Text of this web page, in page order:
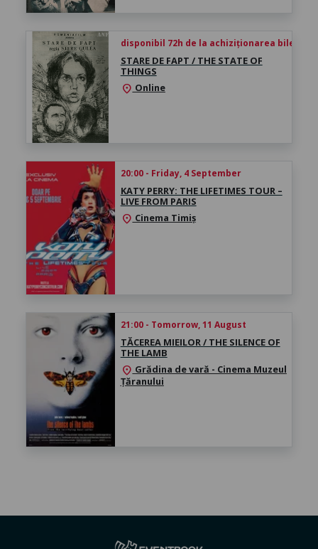
disponibil 72h de la achiziționarea biletului
STARE DE FAPT / THE STATE OF
THINGS
location_on Online
20:00 - Friday, 4 September
KATY PERRY: THE LIFETIMES TOUR –
LIVE FROM PARIS
location_on Cinema Timiș
21:00 - Tomorrow, 11 August
TĂCEREA MIEILOR / THE SILENCE OF
THE LAMB
location_on Grădina de vară - Cinema Muzeul
Țăranului